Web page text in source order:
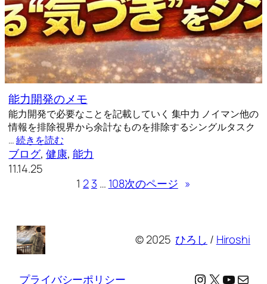
能力開発のメモ
能力開発で必要なことを記載していく 集中力 ノイマン他の
情報を排除視界から余計なものを排除するシングルタスク
…続きを読む
ブログ, 健康, 能力
11.14.25
1 23 … 108次のページ »
© 2025ひろし / Hiroshi
プライバシーポリシー Instagram
X メール